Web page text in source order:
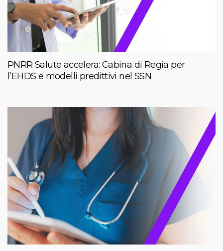
PNRR Salute accelera: Cabina di Regia per
l’EHDS e modelli predittivi nel SSN